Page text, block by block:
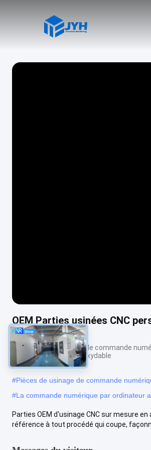
OEM Parties usinées CNC
Services de usinage de commande
ordinateur d'acier inoxydable
#Pièces de usinage de commande
#La commande numérique par ordinateur
Parties OEM d'usinage CNC sur mesure
référence à tout procédé qui coupe,